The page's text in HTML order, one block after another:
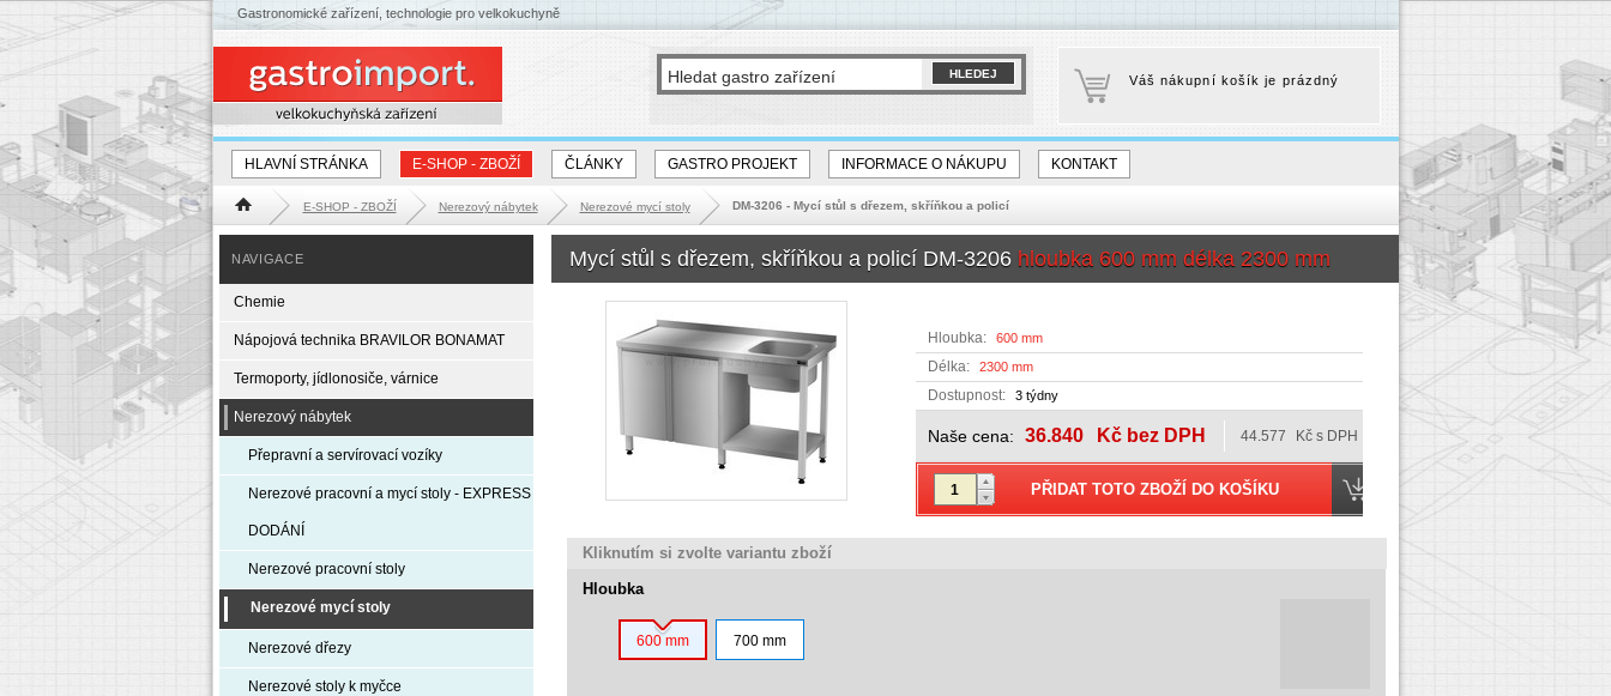
HLAVNÍ STRÁNKA E-SHOP - ZBOŽÍ ČLÁNKY GASTRO PROJEKT INFORMACE O NÁKUPU KONTAKT
Hlavní stránka E-SHOP - ZBOŽÍ Nerezový nábytek Nerezové mycí stoly DM-3206 - Mycí stůl s dřezem, skříňkou a policí
Mycí stůl s dřezem, skříňkou a policí DM-3206 hloubka 600 mm délka 2300 mm
Hloubka: 600 mm
Délka: 2300 mm
Dostupnost: 3 týdny
Naše cena: 36.840 Kč bez DPH 44.577 Kč s DPH
Kliknutím si zvolte variantu zboží
Hloubka
600 mm 700 mm
NAVIGACE
Chemie
Nápojová technika BRAVILOR BONAMAT
Termoporty, jídlonosiče, várnice
Nerezový nábytek
Přepravní a servírovací vozíky
Nerezové pracovní a mycí stoly - EXPRESS
DODÁNÍ
Nerezové pracovní stoly
Nerezové mycí stoly
Nerezové dřezy
Nerezové stoly k myčce
Gastronomické zařízení, technologie pro velkokuchyně
Váš nákupní košík je prázdný